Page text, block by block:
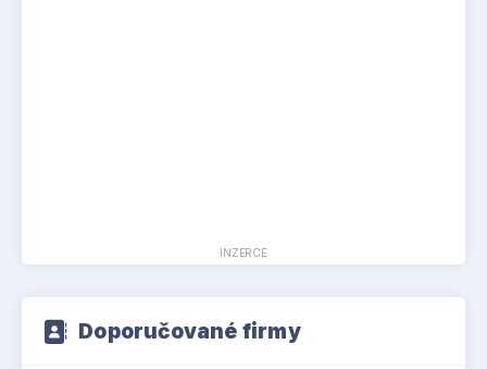
INZERCE
Doporučované firmy